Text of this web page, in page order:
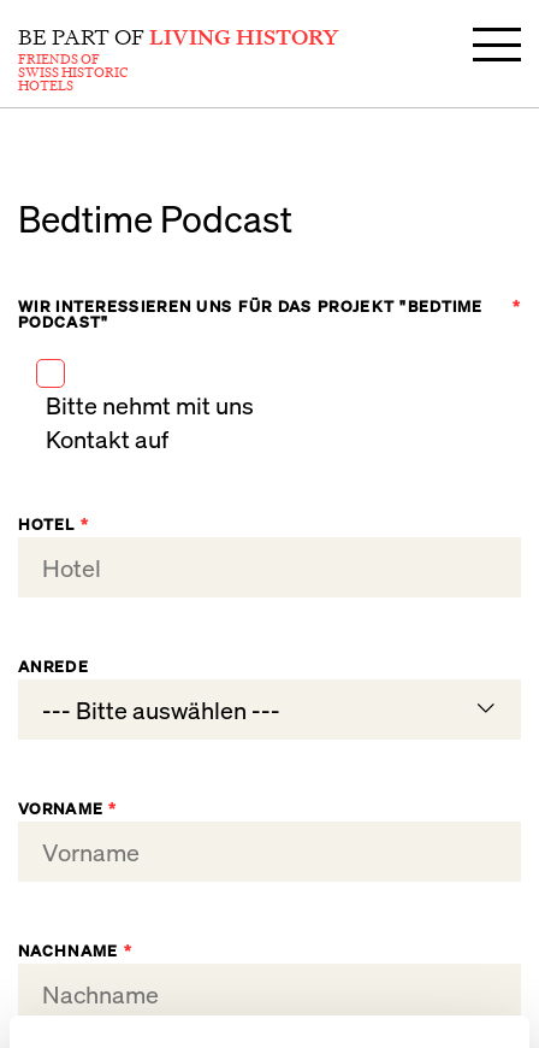
BE PART OFLIVING HISTORY
FRIENDS OF
SWISS HISTORIC
HOTELS
Bedtime Podcast
WIR INTERESSIEREN UNS FÜR DAS PROJEKT "BEDTIME
PODCAST"
*
Bitte nehmt mit uns
Kontakt auf
HOTEL *
ANREDE
--- Bitte auswählen ---
VORNAME*
NACHNAME *